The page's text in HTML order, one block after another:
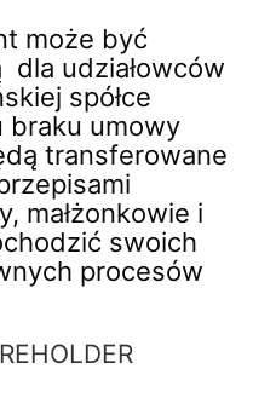
może być
udziałowców
spółce
braku umowy
transferowane
małżonkowie i
swoich
procesów